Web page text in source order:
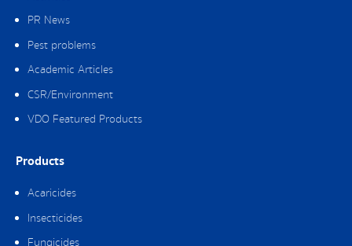
PR News
Pest problems
Academic Articles
CSR/Environment
VDO Featured Products
Products
Acaricides
Insecticides